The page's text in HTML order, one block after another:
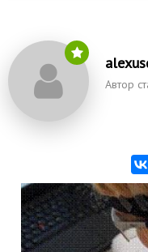
Автор